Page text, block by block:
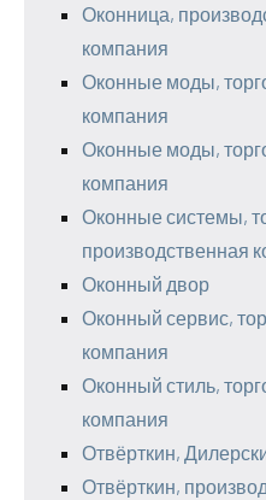
Оконница,
компания
Оконные моды,
компания
Оконные моды,
компания
Оконные системы,
производственная
Оконный двор
Оконный сервис,
компания
Оконный стиль,
компания
Отвёрткин,
Отвёрткин,